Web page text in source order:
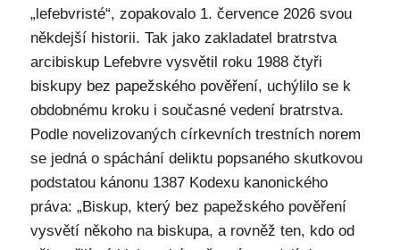
„lefebvristé“, zopakovalo 1. července 2026 svou
někdejší historii. Tak jako zakladatel bratrstva
arcibiskup Lefebvre vysvětil roku 1988 čtyři
biskupy bez papežského pověření, uchýlilo se k
obdobnému kroku i současné vedení bratrstva.
Podle novelizovaných církevních trestních norem
se jedná o spáchání deliktu popsaného skutkovou
podstatou kánonu 1387 Kodexu kanonického
práva: „Biskup, který bez papežského pověření
vysvětí někoho na biskupa, a rovněž ten, kdo od